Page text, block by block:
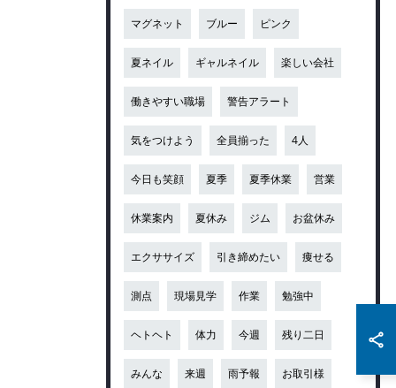
マグネット ブルー ピンク
夏ネイル ギャルネイル 楽しい会社
働きやすい職場 警告アラート
気をつけよう 全員揃った 4人
今日も笑顔 夏季 夏季休業 営業
休業案内 夏休み ジム お盆休み
エクササイズ 引き締めたい 痩せる
測点 現場見学 作業 勉強中
ヘトヘト 体力 今週 残り二日
みんな 来週 雨予報 お取引様